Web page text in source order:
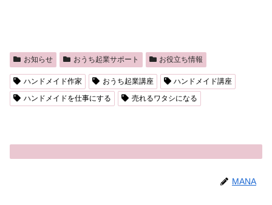
お知らせ おうち起業サポート お役立ち情報
ハンドメイド作家 おうち起業講座
ハンドメイド講座
ハンドメイドを仕事にする
売れるワタシになる
MANA